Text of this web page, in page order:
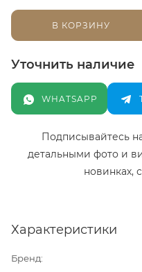
В КОРЗИНУ
Уточнить наличие
WHATSAPP
Подписывайтесь
детальными фото и
новинках,
Характеристики
Бренд